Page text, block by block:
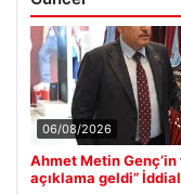
06/08/2026
Ahmet Metin
açıklama geldi”